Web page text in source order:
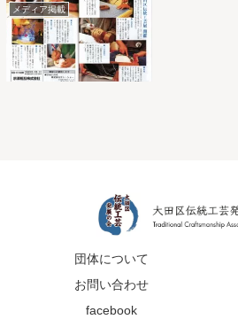
メディア掲載
団体について
お問い合わせ
facebook